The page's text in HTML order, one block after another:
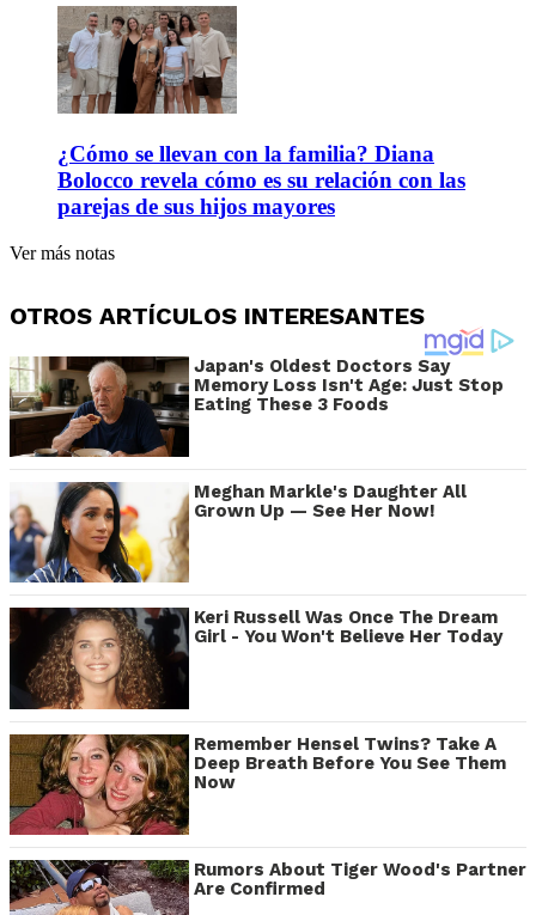
¿Cómo se llevan con la familia? Diana
Bolocco revela cómo es su relación con las
parejas de sus hijos mayores
Ver más notas
OTROS ARTÍCULOS INTERESANTES
Japan's Oldest Doctors Say
Memory Loss Isn't Age: Just Stop
Eating These 3 Foods
Meghan Markle's Daughter All
Grown Up — See Her Now!
Keri Russell Was Once The Dream
Girl - You Won't Believe Her Today
Remember Hensel Twins? Take A
Deep Breath Before You See Them
Now
Rumors About Tiger Wood's Partner
Are Confirmed